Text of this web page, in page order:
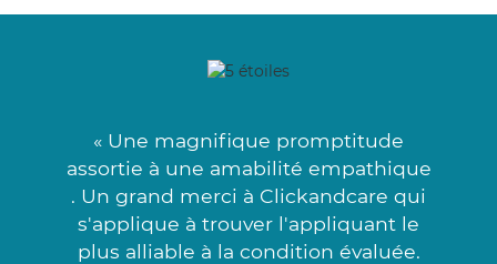
« Une magnifique promptitude
assortie à une amabilité empathique
. Un grand merci à Clickandcare qui
s'applique à trouver l'appliquant le
plus alliable à la condition évaluée.